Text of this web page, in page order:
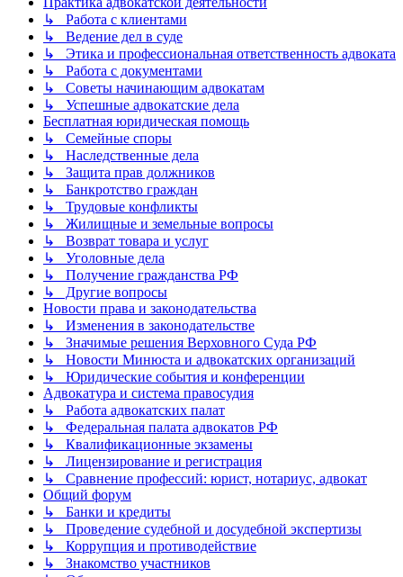
↳ Работа с клиентами
↳ Ведение дел в суде
↳ Этика и профессиональная ответственность адвоката
↳ Работа с документами
↳ Советы начинающим адвокатам
↳ Успешные адвокатские дела
Бесплатная юридическая помощь
↳ Семейные споры
↳ Наследственные дела
↳ Защита прав должников
↳ Банкротство граждан
↳ Трудовые конфликты
↳ Жилищные и земельные вопросы
↳ Возврат товара и услуг
↳ Уголовные дела
↳ Получение гражданства РФ
↳ Другие вопросы
Новости права и законодательства
↳ Изменения в законодательстве
↳ Значимые решения Верховного Суда РФ
↳ Новости Минюста и адвокатских организаций
↳ Юридические события и конференции
Адвокатура и система правосудия
↳ Работа адвокатских палат
↳ Федеральная палата адвокатов РФ
↳ Квалификационные экзамены
↳ Лицензирование и регистрация
↳ Сравнение профессий: юрист, нотариус, адвокат
Общий форум
↳ Банки и кредиты
↳ Проведение судебной и досудебной экспертизы
↳ Коррупция и противодействие
↳ Знакомство участников